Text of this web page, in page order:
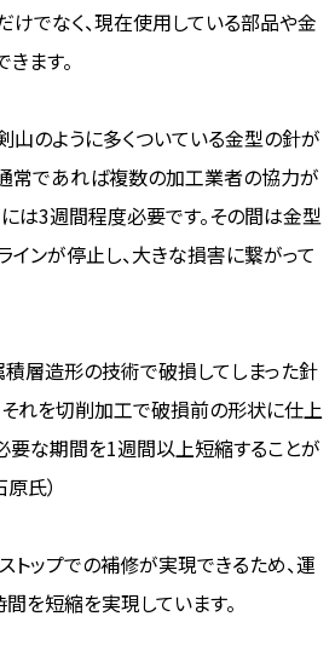
けでなく、現在使用している部品や金
ます。
山のように多くついている金型の針が
常であれば複数の加工業者の協力が
は3週間程度必要です。その間は金型
インが停止し、大きな損害に繋がって
積層造形の技術で破損してしまった針
それを切削加工で破損前の形状に仕上
要な期間を1週間以上短縮することが
氏）
トップでの補修が実現できるため、運
を短縮を実現しています。